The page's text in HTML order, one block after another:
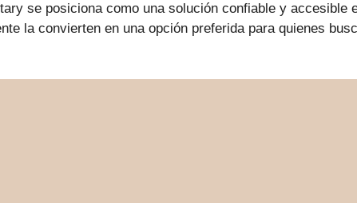
se posiciona como una solución confiable y accesible
la convierten en una opción preferida para quienes